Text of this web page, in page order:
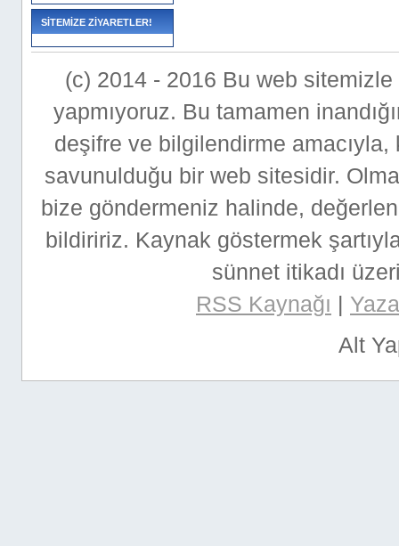
SİTEMİZE ZİYARETLER!
(c) 2014 - 2016 Bu web
yapmıyoruz. Bu tamamen
deşifre ve bilgilendirme
savunulduğu bir web sitesidir.
bize göndermeniz halinde,
bildiririz. Kaynak göstermek
sünnet itikadı
RSS Kaynağı |
Alt